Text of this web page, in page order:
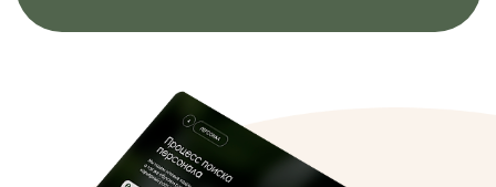
франшиза под ключ - это про IDOL
Выручка: 2 275 000 ₽